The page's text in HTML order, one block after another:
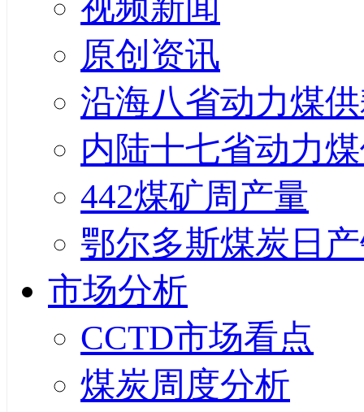
视频新闻
原创资讯
沿海八省动力煤
内陆十七省动力
442煤矿周产量
鄂尔多斯煤炭日
市场分析
CCTD市场看点
煤炭周度分析